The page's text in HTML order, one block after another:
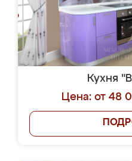
Кухня
Цена: от 48